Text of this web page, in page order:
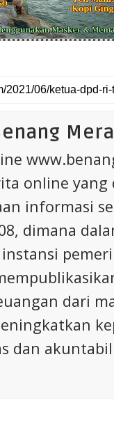
online
informasi
dimana
dari
dan